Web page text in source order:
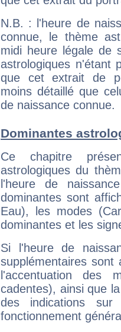
N.B. : l'heure de
connue, le thème
midi heure légale de
astrologiques n'étant
que cet extrait de
moins détaillé que
de naissance connue.
Dominantes
Ce chapitre
astrologiques du
l'heure de
dominantes sont
Eau), les modes
dominantes et les
Si l'heure de
supplémentaires sont
l'accentuation des
cadentes), ainsi que
des indications sur
fonctionnement